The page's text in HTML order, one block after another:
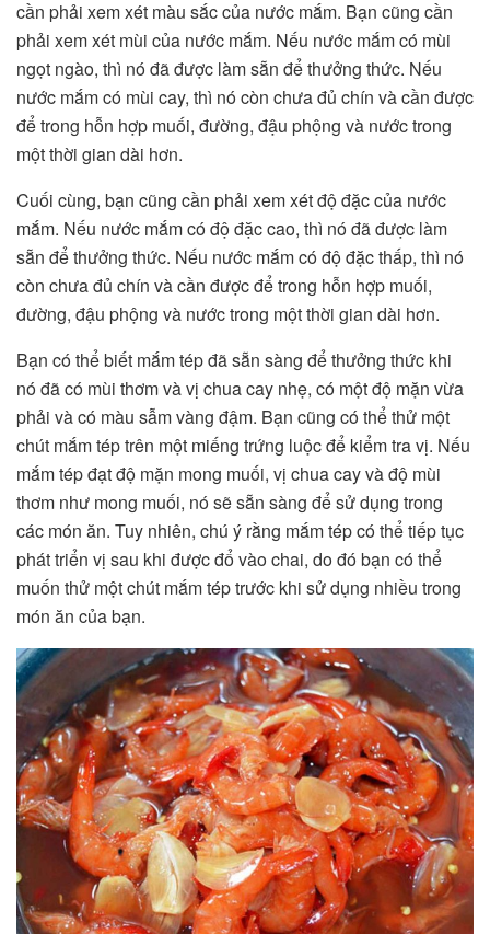
cần phải xem xét màu sắc của nước mắm. Bạn cũng cần
phải xem xét mùi của nước mắm. Nếu nước mắm có mùi
ngọt ngào, thì nó đã được làm sẵn để thưởng thức. Nếu
nước mắm có mùi cay, thì nó còn chưa đủ chín và cần được
để trong hỗn hợp muối, đường, đậu phộng và nước trong
một thời gian dài hơn.
Cuối cùng, bạn cũng cần phải xem xét độ đặc của nước
mắm. Nếu nước mắm có độ đặc cao, thì nó đã được làm
sẵn để thưởng thức. Nếu nước mắm có độ đặc thấp, thì nó
còn chưa đủ chín và cần được để trong hỗn hợp muối,
đường, đậu phộng và nước trong một thời gian dài hơn.
Bạn có thể biết mắm tép đã sẵn sàng để thưởng thức khi
nó đã có mùi thơm và vị chua cay nhẹ, có một độ mặn vừa
phải và có màu sẫm vàng đậm. Bạn cũng có thể thử một
chút mắm tép trên một miếng trứng luộc để kiểm tra vị. Nếu
mắm tép đạt độ mặn mong muối, vị chua cay và độ mùi
thơm như mong muối, nó sẽ sẵn sàng để sử dụng trong
các món ăn. Tuy nhiên, chú ý rằng mắm tép có thể tiếp tục
phát triển vị sau khi được đổ vào chai, do đó bạn có thể
muốn thử một chút mắm tép trước khi sử dụng nhiều trong
món ăn của bạn.